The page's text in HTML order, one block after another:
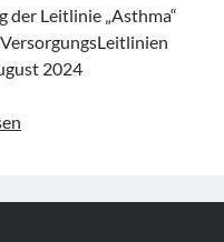
der Leitlinie „Asthma“
2024
NVL